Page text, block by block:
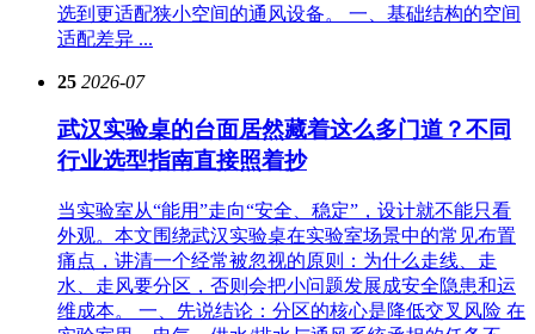
选到更适配狭小空间的通风设备。 一、基础结构的空间
适配差异 ...
25 2026-07
武汉实验桌的台面居然藏着这么多门道？不同
行业选型指南直接照着抄
当实验室从“能用”走向“安全、稳定”，设计就不能只看
外观。本文围绕武汉实验桌在实验室场景中的常见布置
痛点，讲清一个经常被忽视的原则：为什么走线、走
水、走风要分区，否则会把小问题发展成安全隐患和运
维成本。 一、先说结论：分区的核心是降低交叉风险 在